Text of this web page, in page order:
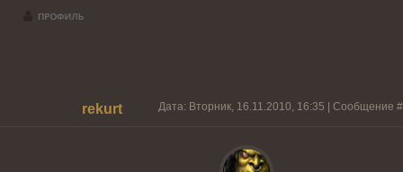
rekurt Дата: Вторник, 16.11.2010, 16:35 | Сообщение